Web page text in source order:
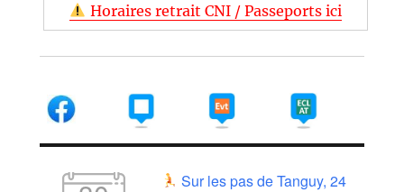
Horaires retrait CNI / Passeports ici
Sur les pas de Tanguy, 24